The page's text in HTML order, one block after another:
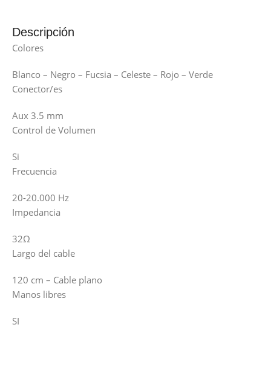
Descripción
Colores
Blanco – Negro – Fucsia – Celeste – Rojo – Verde
Conector/es
Aux 3.5 mm
Control de Volumen
Si
Frecuencia
20-20.000 Hz
Impedancia
32Ω
Largo del cable
120 cm – Cable plano
Manos libres
SI